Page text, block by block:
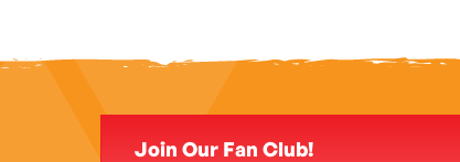
Join Our Fan Club!